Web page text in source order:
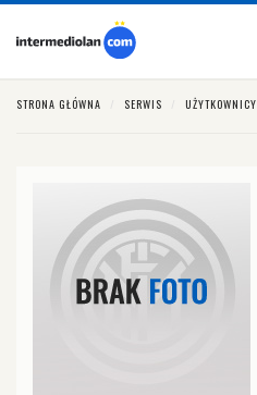
STRONA GŁÓWNA SERWIS UŻYTKOWNICY